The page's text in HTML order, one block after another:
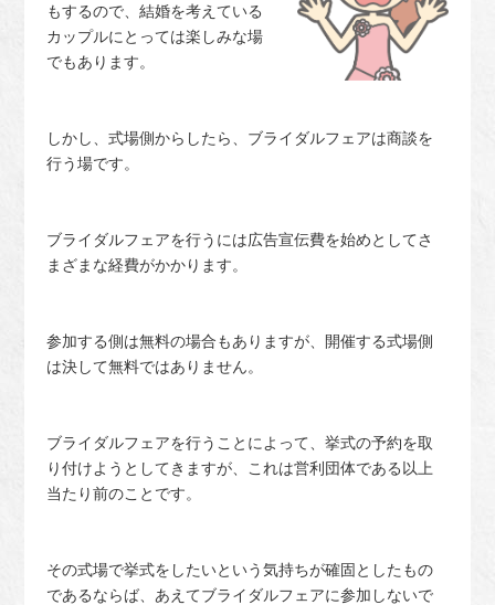
もするので、結婚を考えている
カップルにとっては楽しみな場
でもあります。
しかし、式場側からしたら、ブライダルフェアは商談を
行う場です。
ブライダルフェアを行うには広告宣伝費を始めとしてさ
まざまな経費がかかります。
参加する側は無料の場合もありますが、開催する式場側
は決して無料ではありません。
ブライダルフェアを行うことによって、挙式の予約を取
り付けようとしてきますが、これは営利団体である以上
当たり前のことです。
その式場で挙式をしたいという気持ちが確固としたもの
であるならば、あえてブライダルフェアに参加しないで